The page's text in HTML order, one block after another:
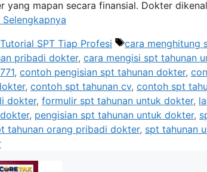
yang mapan secara finansial. Dokter
Selengkapnya
Tutorial SPT Tiap Profesi Tag
cara menghitung
pribadi dokter, cara mengisi spt tahunan
, contoh pengisian spt tahunan dokter,
, contoh spt tahunan cv, contoh spt
dokter, formulir spt tahunan untuk dokter,
, pengisian spt tahunan untuk dokter,
tahunan orang pribadi dokter, spt tahunan